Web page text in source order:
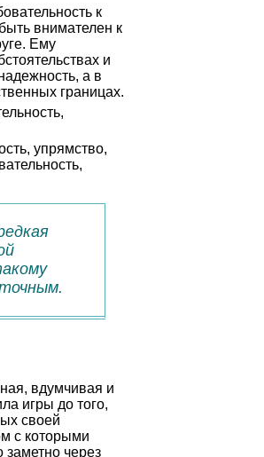
к
внимателен к
Ему
и
а в
границах.
упрямство,
вдумчивая и
игры до того,
своей
с которыми
заметно через